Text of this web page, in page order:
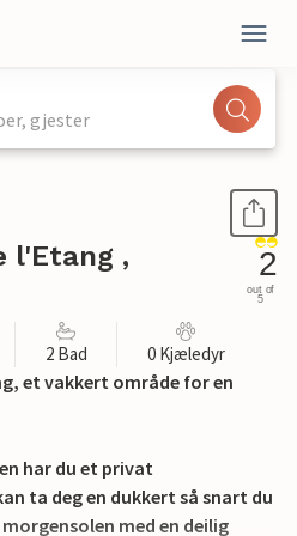
gjester
l'Etang ,
2
out of
5
2 Bad 0 Kjæledyr
et vakkert område for en
har du et privat
ta deg en dukkert så snart du
med en deilig